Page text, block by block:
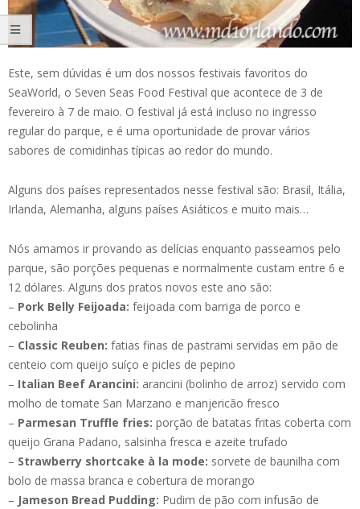
Este, sem dúvidas é um dos nossos festivais favoritos do
SeaWorld, o Seven Seas Food Festival que acontece de 3 de
fevereiro à 7 de maio. O festival já está incluso no ingresso
regular do parque, e é uma oportunidade de provar vários
sabores de comidinhas típicas ao redor do mundo.
Alguns dos países representados nesse festival são: Brasil, Itália,
Irlanda, Alemanha, alguns países Asiáticos e muito mais…
Nós amamos ir provando as delícias enquanto passeamos pelo
parque, são porções pequenas e normalmente custam entre 6 e
12 dólares. Alguns dos pratos novos este ano são:
– Pork Belly Feijoada: feijoada com barriga de porco e
cebolinha
– Classic Reuben: fatias finas de pastrami servidas em pão de
centeio com queijo suíço e picles de pepino
– Italian Beef Arancini: arancini (bolinho de arroz) servido com
molho de tomate San Marzano e manjericão fresco
– Parmesan Truffle fries: porção de batatas fritas coberta com
queijo Grana Padano, salsinha fresca e azeite trufado
– Strawberry shortcake à la mode: sorvete de baunilha com
bolo de massa branca e cobertura de morango
– Jameson Bread Pudding: Pudim de pão com infusão de